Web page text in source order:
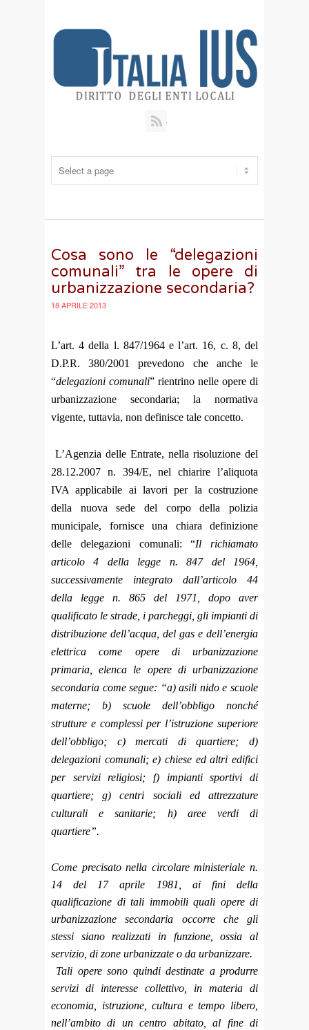
Cosa sono le “delegazioni
comunali” tra le opere di
urbanizzazione secondaria?
18 APRILE 2013
L’art. 4 della l. 847/1964 e l’art. 16, c. 8, del
D.P.R. 380/2001 prevedono che anche le
“delegazioni comunali” rientrino nelle opere di
urbanizzazione secondaria; la normativa
vigente, tuttavia, non definisce tale concetto.
L’Agenzia delle Entrate, nella risoluzione del
28.12.2007 n. 394/E, nel chiarire l’aliquota
IVA applicabile ai lavori per la costruzione
della nuova sede del corpo della polizia
municipale, fornisce una chiara definizione
delle delegazioni comunali: “Il richiamato
articolo 4 della legge n. 847 del 1964,
successivamente integrato dall’articolo 44
della legge n. 865 del 1971, dopo aver
qualificato le strade, i parcheggi, gli impianti di
distribuzione dell’acqua, del gas e dell’energia
elettrica come opere di urbanizzazione
primaria, elenca le opere di urbanizzazione
secondaria come segue: “a) asili nido e scuole
materne; b) scuole dell’obbligo nonché
strutture e complessi per l’istruzione superiore
dell’obbligo; c) mercati di quartiere; d)
delegazioni comunali; e) chiese ed altri edifici
per servizi religiosi; f) impianti sportivi di
quartiere; g) centri sociali ed attrezzature
culturali e sanitarie; h) aree verdi di
quartiere”.
Come precisato nella circolare ministeriale n.
14 del 17 aprile 1981, ai fini della
qualificazione di tali immobili quali opere di
urbanizzazione secondaria occorre che gli
stessi siano realizzati in funzione, ossia al
servizio, di zone urbanizzate o da urbanizzare.
Tali opere sono quindi destinate a produrre
servizi di interesse collettivo, in materia di
economia, istruzione, cultura e tempo libero,
nell’ambito di un centro abitato, al fine di